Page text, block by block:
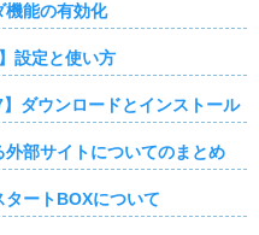
機能の有効化
設定と使い方
ダウンロードとインストール
外部サイトについてのまとめ
タートBOXについて